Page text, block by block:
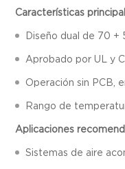
Características
Diseño dual de 70 +
Aprobado por UL y
Operación sin PCB,
Rango de
Aplicaciones
Sistemas de aire